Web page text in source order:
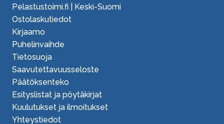
Pelastustoimi.fi | Keski-Suomi
Ostolaskutiedot
Kirjaamo
Puhelinvaihde
Tietosuoja
Saavutettavuusseloste
Päätöksenteko
Esityslistat ja pöytäkirjat
Kuulutukset ja ilmoitukset
Yhteystiedot